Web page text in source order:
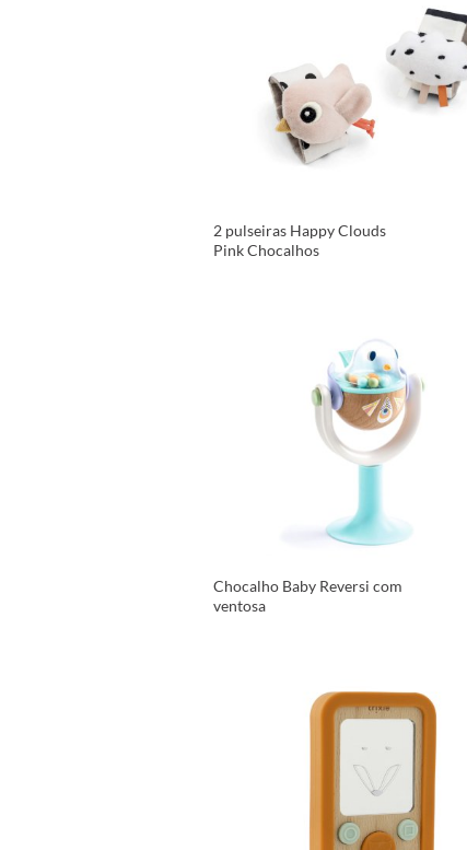
2 pulseiras Happy Clouds
Pink Chocalhos
Chocalho Baby Reversi com
ventosa